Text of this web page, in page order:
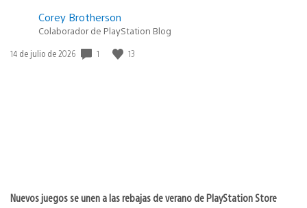
Corey Brotherson
Colaborador de PlayStation Blog
Fecha
14 de julio de 2026 1 13
Nuevos juegos se unen a las rebajas de verano de PlayStation Store